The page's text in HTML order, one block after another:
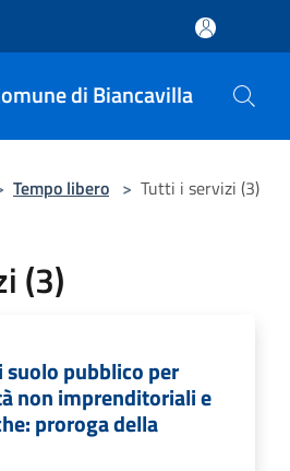
di Biancavilla
Tempo libero > Tutti i servizi (3)
(3)
suolo pubblico per
non imprenditoriali e
proroga della